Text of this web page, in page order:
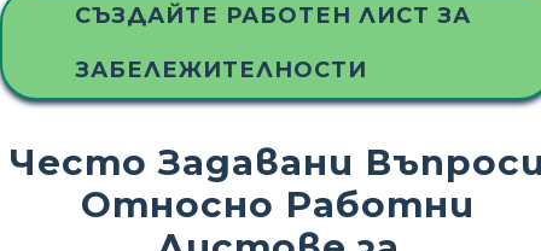
СЪЗДАЙТЕ РАБОТЕН ЛИСТ ЗА
ЗАБЕЛЕЖИТЕЛНОСТИ
Често Задавани
Относно Работни